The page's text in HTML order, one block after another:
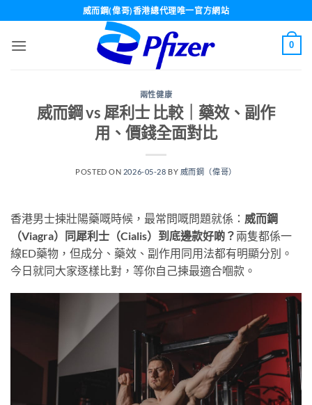
to
content
威而鋼(偉哥)香港總代理唯一官方網站
0
兩性健康
威而鋼 vs 犀利士 比較｜藥效、副作
用、價錢全面對比
POSTED ON 2026-05-28 BY 威而鋼（偉哥）
香港男士揀壯陽藥嘅時候，最常問嘅問題就係： 威而鋼
（Viagra）同犀利士（Cialis）到底邊款好啲？ 兩隻都係一
線ED藥物，但成分、藥效、副作用同用法都有明顯分別。
今日就同大家逐樣比對，等你自己揀最適合嗰款。